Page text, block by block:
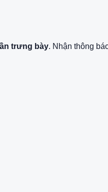
trưng bày. Nhận thông